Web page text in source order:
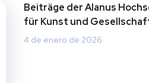
Beiträge der Alanus
für Kunst und
4 de enero de 2026